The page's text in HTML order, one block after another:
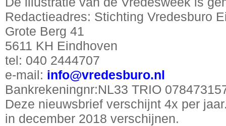
Redactieadres: Stichting Vredesburo
Grote Berg 41
5611 KH Eindhoven
tel: 040 2444707
e-mail: info@vredesburo.nl
Bankrekeningnr:NL33 TRIO
Deze nieuwsbrief verschijnt 4x per
in december 2018 verschijnen.